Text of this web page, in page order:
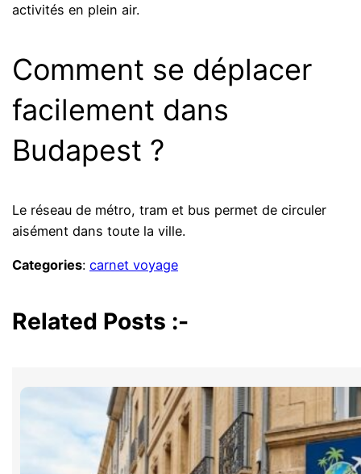
activités en plein air.
Comment se déplacer
facilement dans
Budapest ?
Le réseau de métro, tram et bus permet de circuler
aisément dans toute la ville.
Categories:carnet voyage
Related Posts :-